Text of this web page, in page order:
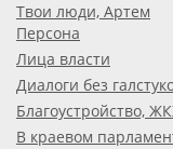
Твои люди, Артем
Персона
Лица власти
Диалоги без
Благоустройство,
В краевом